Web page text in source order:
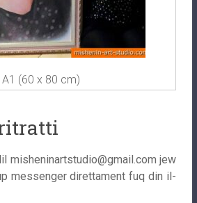
A1 (60 x 80 cm)
misheninartstudio@gmail.com jew
messenger direttament fuq din il-